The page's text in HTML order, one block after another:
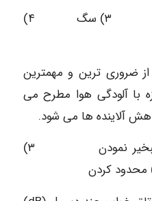
۱) گربه ۲) سوسک ۳) سگ ۴)
ضروری ترین و مهمترین
با آلودگی هوا مطرح می
آلاینده ها می شود.
۱) رقیق کردن ۲) تبخیر نمودن ۳)